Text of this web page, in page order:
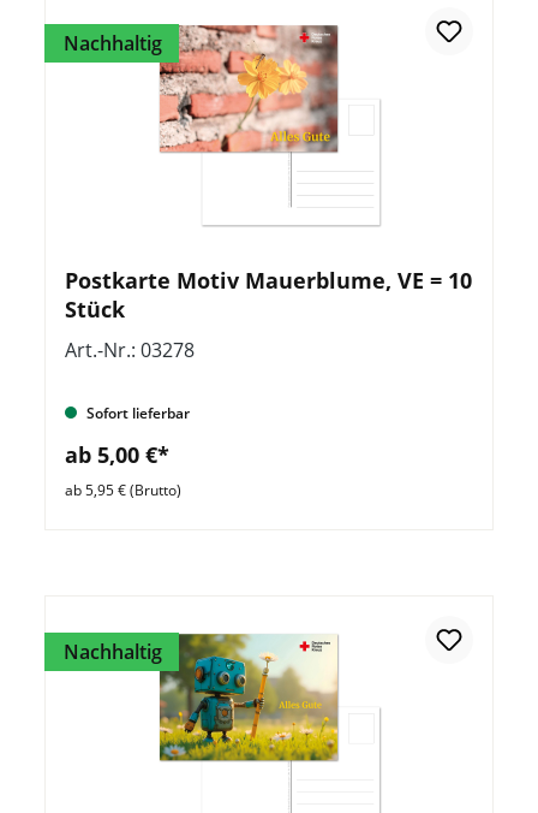
Nachhaltig
Postkarte Motiv Mauerblume, VE = 10
Stück
Art.-Nr.: 03278
Sofort lieferbar
ab 5,00 €*
ab 5,95 € (Brutto)
Nachhaltig